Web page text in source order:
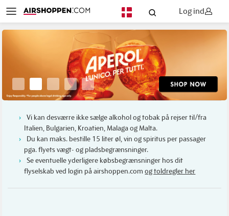
Log ind
Vi kan desværre ikke sælge alkohol og tobak på rejser til/fra
Italien, Bulgarien, Kroatien, Malaga og Malta.
Du kan maks. bestille 15 liter øl, vin og spiritus per passager
pga. flyets vægt- og pladsbegrænsninger.
Se eventuelle yderligere købsbegrænsninger hos dit
flyselskab ved login på airshoppen.comog toldregler her